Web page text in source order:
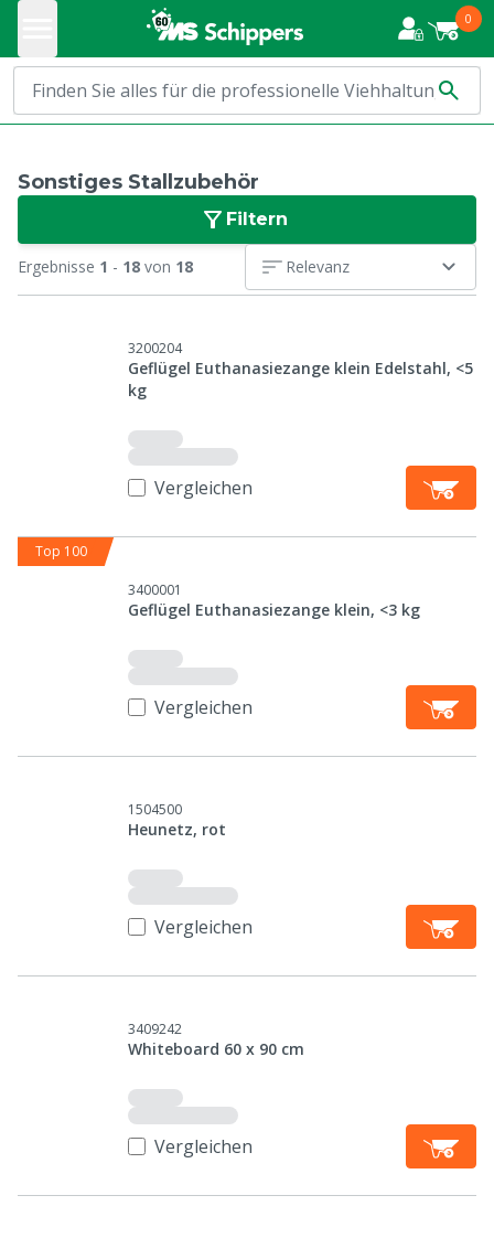
0
Sonstiges Stallzubehör
Filtern
Ergebnisse 1 - 18 von 18 Relevanz
3200204
Geflügel Euthanasiezange klein Edelstahl, <5
kg
Vergleichen
Top 100
3400001
Geflügel Euthanasiezange klein, <3 kg
Vergleichen
1504500
Heunetz, rot
Vergleichen
3409242
Whiteboard 60 x 90 cm
Vergleichen